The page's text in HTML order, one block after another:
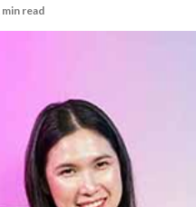
min read